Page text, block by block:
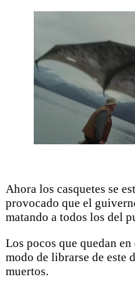
Ahora los casquetes se
provocado que el
matando a todos los del
Los pocos que quedan
modo de librarse de este
muertos.